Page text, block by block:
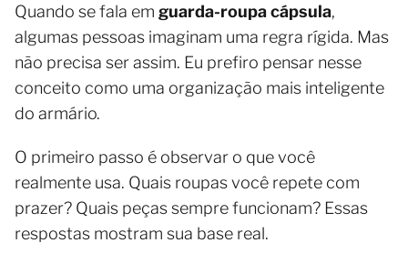
Quando se fala em guarda-roupa cápsula,
algumas pessoas imaginam uma regra rígida. Mas
não precisa ser assim. Eu prefiro pensar nesse
conceito como uma organização mais inteligente
do armário.
O primeiro passo é observar o que você
realmente usa. Quais roupas você repete com
prazer? Quais peças sempre funcionam? Essas
respostas mostram sua base real.